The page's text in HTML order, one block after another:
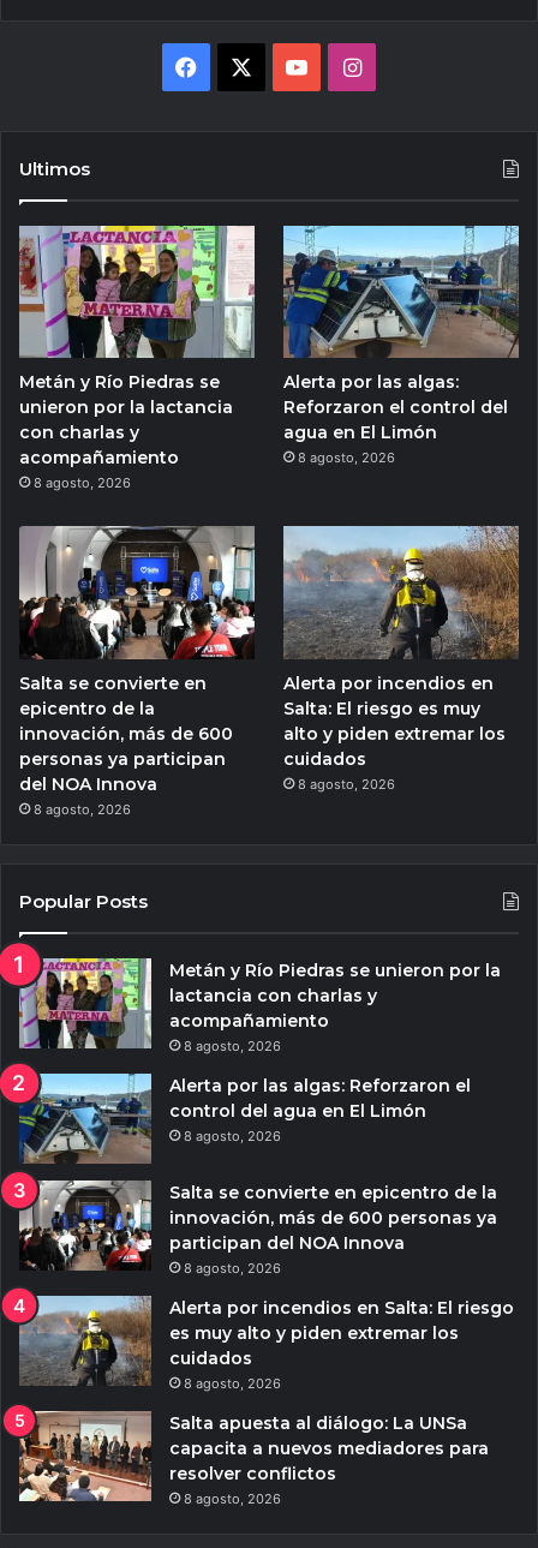
Facebook YouTubeInstagram
Ultimos
Metán y Río Piedras se
unieron por la lactancia
con charlas y
acompañamiento
8 agosto, 2026
Alerta por las algas:
Reforzaron el control del
agua en El Limón
8 agosto, 2026
Salta se convierte en
epicentro de la
innovación, más de 600
personas ya participan
del NOA Innova
8 agosto, 2026
Alerta por incendios en
Salta: El riesgo es muy
alto y piden extremar los
cuidados
8 agosto, 2026
Popular Posts
Metán y Río Piedras se unieron por la
lactancia con charlas y
acompañamiento
8 agosto, 2026
Alerta por las algas: Reforzaron el
control del agua en El Limón
8 agosto, 2026
Salta se convierte en epicentro de la
innovación, más de 600 personas ya
participan del NOA Innova
8 agosto, 2026
Alerta por incendios en Salta: El riesgo
es muy alto y piden extremar los
cuidados
8 agosto, 2026
Salta apuesta al diálogo: La UNSa
capacita a nuevos mediadores para
resolver conflictos
8 agosto, 2026